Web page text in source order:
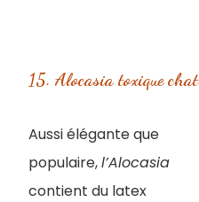
15. ​Alocasia toxique chat
Aussi élégante que
populaire,l’Alocasia
contient du latex